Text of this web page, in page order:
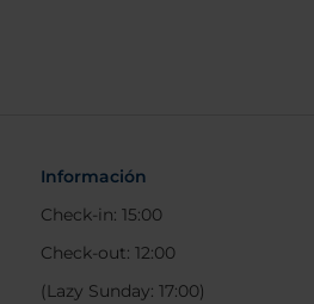
Información
Check-in: 15:00
Check-out: 12:00
(Lazy Sunday: 17:00)